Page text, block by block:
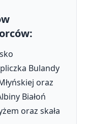
Bulandy
oraz
Białoń
oraz skała